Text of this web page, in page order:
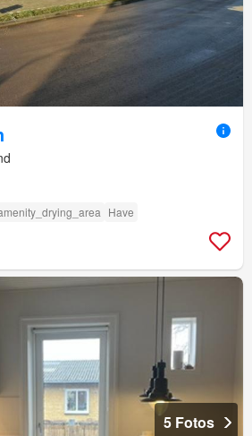
Have
5 Fotos